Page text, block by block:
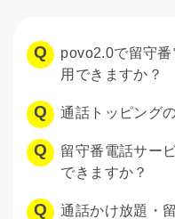
povo2.0で留守
用できますか？
通話トッピング
留守番電話サー
できますか？
通話かけ放題・